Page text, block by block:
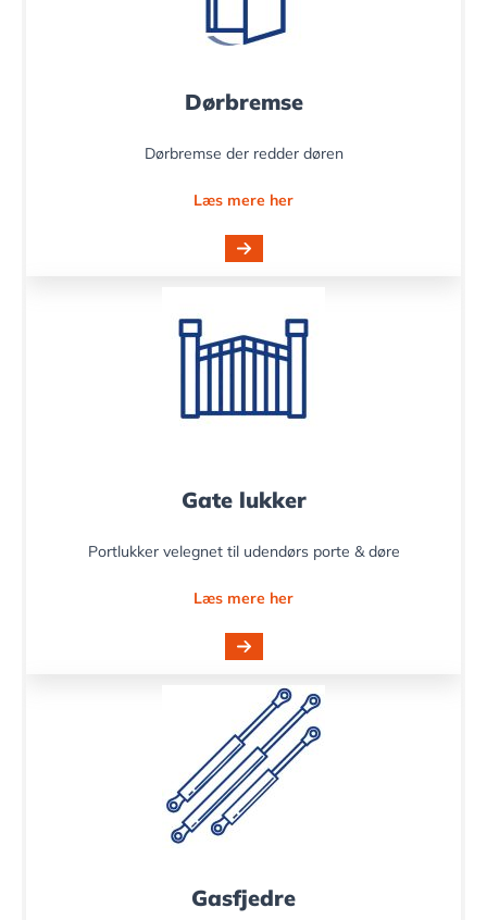
Dørbremse
Dørbremse der redder døren
Læs mere her
Gate lukker
Portlukker velegnet til udendørs porte & døre
Læs mere her
Gasfjedre